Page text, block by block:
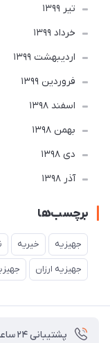
تير 1399
خرداد 1399
ارديبهشت 1399
فروردین 1399
اسفند 1398
بهمن 1398
دی 1398
آذر 1398
برچسب‌ها
جهیزیه خیریه
جهیزیه ارزان
پشتیبانی ۲۴ ساعته